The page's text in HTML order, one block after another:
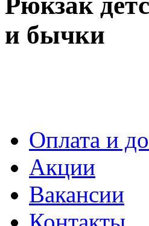
и бычки
Оплата и
Акции
Вакансии